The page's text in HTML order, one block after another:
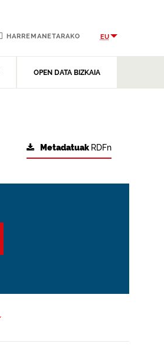
OPEN DATA BIZKAIA
HARREMANETARAKO EU
Metadatuak RDFn